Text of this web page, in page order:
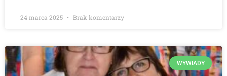
24 marca 2025 Brak komentarzy
WYWIADY